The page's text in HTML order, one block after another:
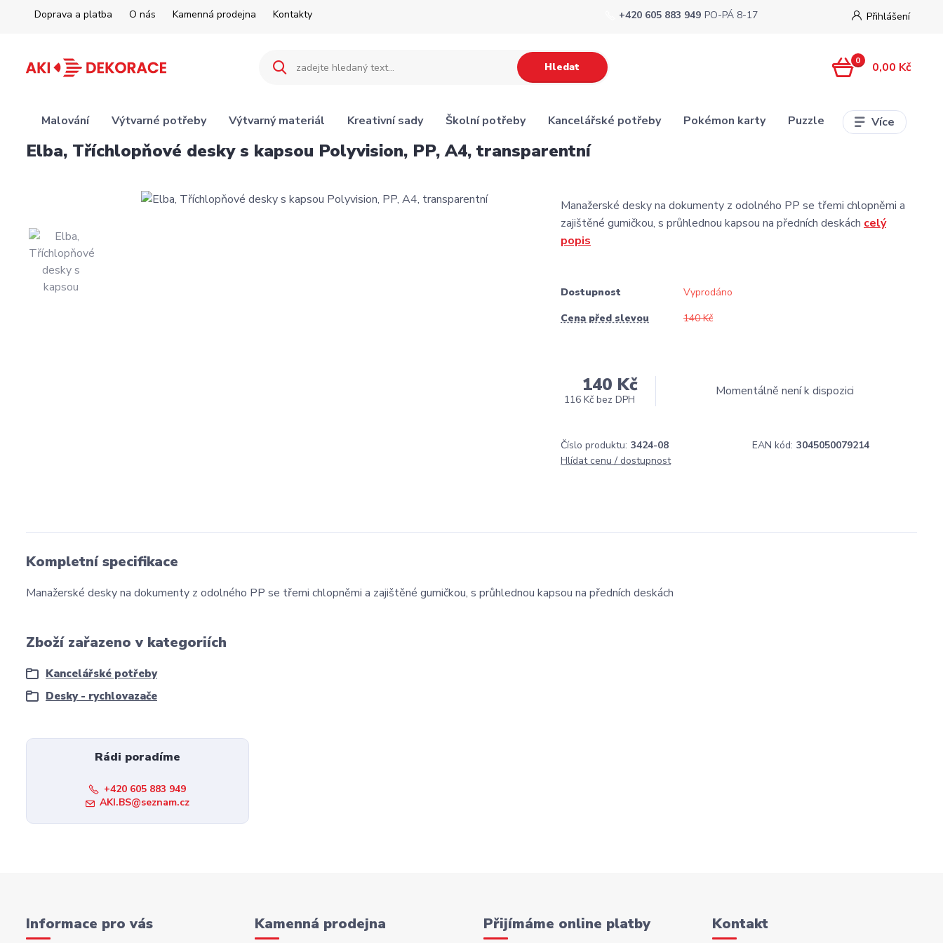
Doprava a platba O nás Kamenná prodejna Kontakty Přihlášení
Hledat
+420 605 883 949 PO-PÁ 8-17
0 0,00 Kč
Malování Výtvarné potřeby Výtvarný materiál Kreativní sady Školní potřeby Kancelářské potřeby Pokémon karty Puzzle Více
Elba, Tříchlopňové desky s kapsou Polyvision, PP, A4, transparentní
Manažerské desky na dokumenty z odolného PP se třemi chlopněmi a
zajištěné gumičkou, s průhlednou kapsou na předních deskách celý
popis
Dostupnost
Vyprodáno
Cena před slevou
140 Kč
140 Kč
116 Kč bez DPH
Momentálně není k dispozici
Číslo produktu: 3424-08 EAN kód: 3045050079214
Hlídat cenu / dostupnost
Kompletní specifikace
Manažerské desky na dokumenty z odolného PP se třemi chlopněmi a zajištěné gumičkou, s průhlednou kapsou na předních deskách
Zboží zařazeno v kategoriích
Kancelářské potřeby
Desky - rychlovazače
Rádi poradíme
+420 605 883 949
AKI.BS@seznam.cz
Informace pro vás Kamenná prodejna Přijímáme online platby Kontakt